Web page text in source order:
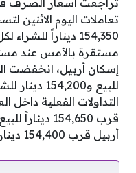
تراجعت أسعار الصرف
قرب 154,650
أربيل قرب 154,400 دينار.